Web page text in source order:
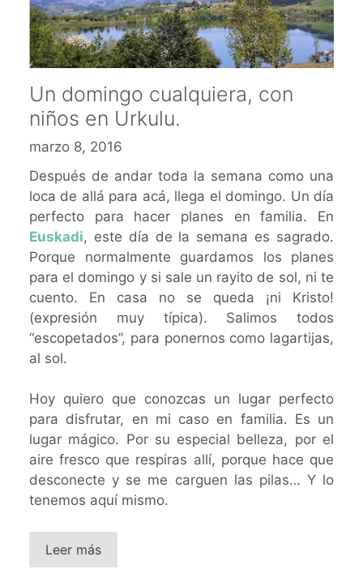
Un domingo cualquiera, con
niños en Urkulu.
marzo 8, 2016
Después de andar toda la semana como una
loca de allá para acá, llega el domingo. Un día
perfecto para hacer planes en familia. En
Euskadi, este día de la semana es sagrado.
Porque normalmente guardamos los planes
para el domingo y si sale un rayito de sol, ni te
cuento. En casa no se queda ¡ni Kristo!
(expresión muy típica). Salimos todos
“escopetados”, para ponernos como lagartijas,
al sol.
Hoy quiero que conozcas un lugar perfecto
para disfrutar, en mi caso en familia. Es un
lugar mágico. Por su especial belleza, por el
aire fresco que respiras allí, porque hace que
desconecte y se me carguen las pilas… Y lo
tenemos aquí mismo.
Leer más